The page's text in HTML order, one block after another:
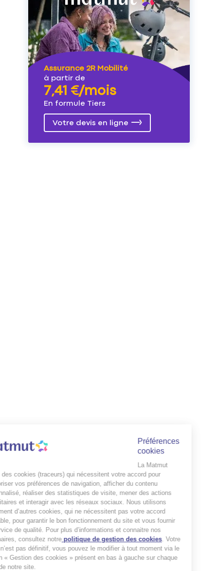
Assurance 2R Mobilité
à partir de
7,41 €/mois
En formule Tiers
Votre devis en ligne
Préférences
cookies
La Matmut
utilise des cookies (traceurs) qui nécessitent votre accord pour
mémoriser vos préférences de navigation, afficher du contenu
personnalisé, réaliser des statistiques de visite, mener des actions
publicitaires et interagir avec les réseaux sociaux. Nous utilisons
également d’autres cookies, qui ne nécessitent pas votre accord
préalable, pour garantir le bon fonctionnement du site et vous fournir
un service de qualité. Pour plus d’informations et connaitre nos
partenaires, consultez notre politique de gestion des cookies
choix n’est pas définitif, vous pouvez le modifier à tout moment via le
bouton « Gestion des cookies » présent en bas à gauche sur chaque
page de notre site.